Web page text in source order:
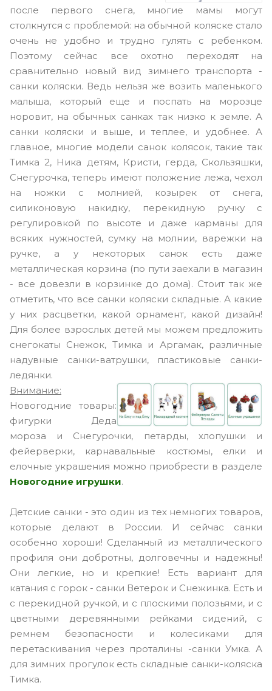
после первого снега, многие мамы могут
столкнутся с проблемой: на обычной коляске стало
очень не удобно и трудно гулять с ребенком.
Поэтому сейчас все охотно переходят на
сравнительно новый вид зимнего транспорта -
санки коляски. Ведь нельзя же возить маленького
малыша, который еще и поспать на морозце
норовит, на обычных санках так низко к земле. А
санки коляски и выше, и теплее, и удобнее. А
главное, многие модели санок колясок, такие так
Тимка 2, Ника детям, Кристи, герда, Скользяшки,
Снегурочка, теперь имеют положение лежа, чехол
на ножки с молнией, козырек от снега,
силиконовую накидку, перекидную ручку с
регулировкой по высоте и даже карманы для
всяких нужностей, сумку на молнии, варежки на
ручке, а у некоторых санок есть даже
металлическая корзина (по пути заехали в магазин
- все довезли в корзинке до дома). Стоит так же
отметить, что все санки коляски складные. А какие
у них расцветки, какой орнамент, какой дизайн!
Для более взрослых детей мы можем предложить
снегокаты Снежок, Тимка и Аргамак, различные
надувные санки-ватрушки, пластиковые санки-
ледянки.
Внимание:
Новогодние товары:
фигурки Деда
мороза и Снегурочки, петарды, хлопушки и
фейерверки, карнавальные костюмы, елки и
елочные украшения можно приобрести в разделе
Новогодние игрушки.
Детские санки - это один из тех немногих товаров,
которые делают в России. И сейчас санки
особенно хороши! Сделанный из металлического
профиля они добротны, долговечны и надежны!
Они легкие, но и крепкие! Есть вариант для
катания с горок - санки Ветерок и Снежинка. Есть и
с перекидной ручкой, и с плоскими полозьями, и с
цветными деревянными рейками сидений, с
ремнем безопасности и колесиками для
перетаскивания через проталины -санки Умка. А
для зимних прогулок есть складные санки-коляска
Тимка.